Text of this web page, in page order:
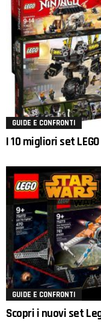
GUIDE E CONFRONTI
I 10 migliori set
GUIDE E CONFRONTI
Scopri i nuovi set